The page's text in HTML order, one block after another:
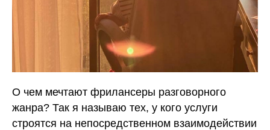
О чем мечтают фрилансеры разговорного
жанра? Так я называю тех, у кого услуги
строятся на непосредственном взаимодействии